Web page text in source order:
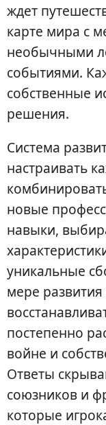
ждет
карте мира с
необычными
событиями.
собственные
решения.
Система
настраивать
новые
навыки,
уникальные
мере
постепенно
войне и
Ответы
союзников и
которые